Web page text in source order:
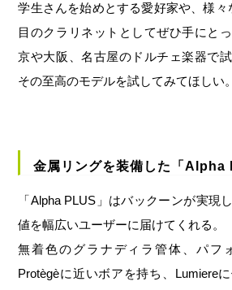
学生さんを始めとする愛好家や、様
目のクラリネットとしてぜひ手にと
京や大阪、名古屋のドルチェ楽器で
その至高のモデルを試してみてほしい。
金属リングを装備した「Alpha
「Alpha PLUS」はバックーンが実現
値を幅広いユーザーに届けてくれる。
無着色のグラナディラ管体、パフ
Protègèに近いボアを持ち、Lumiere